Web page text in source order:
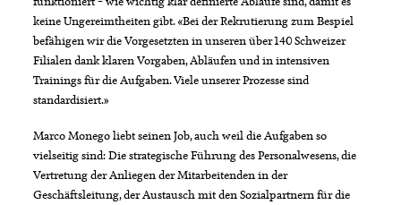
keine Ungereimtheiten gibt. «Bei der Rekrutierung zum Bespiel
befähigen wir die Vorgesetzten in unseren über 140 Schweizer
Filialen dank klaren Vorgaben, Abläufen und in intensiven
Trainings für die Aufgaben. Viele unserer Prozesse sind
standardisiert.»
Marco Monego liebt seinen Job, auch weil die Aufgaben so
vielseitig sind: Die strategische Führung des Personalwesens, die
Vertretung der Anliegen der Mitarbeitenden in der
Geschäftsleitung, der Austausch mit den Sozialpartnern für die